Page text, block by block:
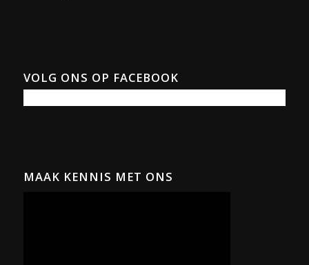
VOLG ONS OP FACEBOOK
MAAK KENNIS MET ONS